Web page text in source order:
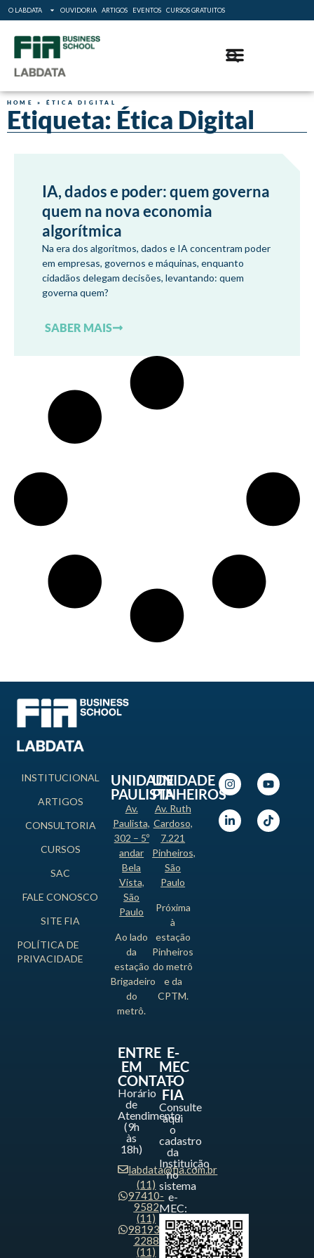
O LABDATA OUVIDORIA ARTIGOS EVENTOS CURSOS GRATUITOS
HOME » ÉTICA DIGITAL
Etiqueta: Ética Digital
IA, dados e poder: quem governa
quem na nova economia
algorítmica
Na era dos algoritmos, dados e IA concentram poder
em empresas, governos e máquinas, enquanto
cidadãos delegam decisões, levantando: quem
governa quem?
SABER MAIS
INSTITUCIONAL
ARTIGOS
CONSULTORIA
CURSOS
SAC
FALE CONOSCO
SITE FIA
POLÍTICA DE
PRIVACIDADE
UNIDADE
PAULISTA
Av.
Paulista,
302 – 5º
andar
Bela
Vista,
São
Paulo
Ao lado
da
estação
Brigadeiro
do
metrô.
UNIDADE
PINHEIROS
Av. Ruth
Cardoso,
7.221
Pinheiros,
São
Paulo
Próxima
à
estação
Pinheiros
do metrô
e da
CPTM.
ENTRE
EM
CONTATO
Horário
de
Atendimento
(9h
às
18h)
labdata@fia.com.br
(11)
97410-
9582
(11)
98193-
2288
(11)
E-
MEC
-
FIA
Consulte
aqui
o
cadastro
da
Instituição
no
sistema
e-
MEC: